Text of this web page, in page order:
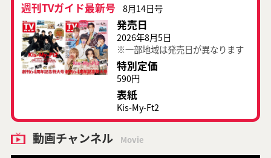
週刊TVガイド最新号 8月14日号
発売日
2026年8月5日
※一部地域は発売日が異なります
特別定価
590円
表紙
Kis-My-Ft2
動画チャンネル Movie